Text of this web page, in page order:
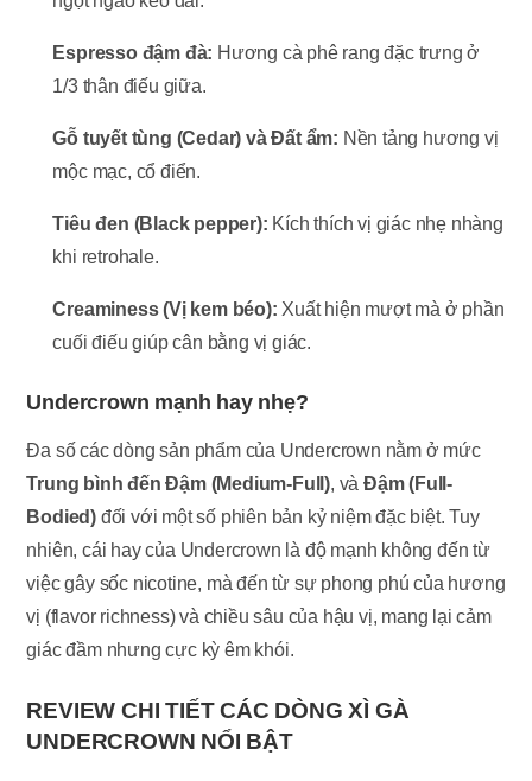
Espresso đậm đà: Hương cà phê rang đặc trưng ở
1/3 thân điếu giữa.
Gỗ tuyết tùng (Cedar) và Đất ẩm: Nền tảng hương vị
mộc mạc, cổ điển.
Tiêu đen (Black pepper): Kích thích vị giác nhẹ nhàng
khi retrohale.
Creaminess (Vị kem béo): Xuất hiện mượt mà ở phần
cuối điếu giúp cân bằng vị giác.
Undercrown mạnh hay nhẹ?
Đa số các dòng sản phẩm của Undercrown nằm ở mức
Trung bình đến Đậm (Medium-Full), vàĐậm (Full-
Bodied) đối với một số phiên bản kỷ niệm đặc biệt. Tuy
nhiên, cái hay của Undercrown là độ mạnh không đến từ
việc gây sốc nicotine, mà đến từ sự phong phú của hương
vị (flavor richness) và chiều sâu của hậu vị, mang lại cảm
giác đầm nhưng cực kỳ êm khói.
REVIEW CHI TIẾT CÁC DÒNG XÌ GÀ
UNDERCROWN NỔI BẬT